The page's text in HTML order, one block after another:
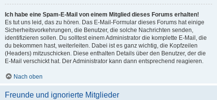
Ich habe eine Spam-E-Mail von einem Mitglied dieses Forums erhalten!
Es tut uns leid, das zu hören. Das E-Mail-Formular dieses Forums hat einige
Sicherheitsvorkehrungen, die Benutzer, die solche Nachrichten senden,
identifizieren sollen. Du solltest einem Administrator die komplette E-Mail, die
du bekommen hast, weiterleiten. Dabei ist es ganz wichtig, die Kopfzeilen
(Headers) mitzuschicken. Diese enthalten Details über den Benutzer, der die
E-Mail verschickt hat. Der Administrator kann dann entsprechend reagieren.
Nach oben
Freunde und ignorierte Mitglieder